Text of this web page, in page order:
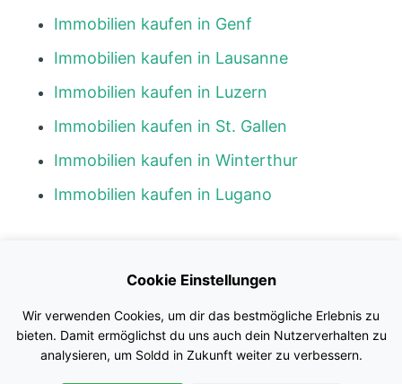
Immobilien kaufen in Genf
Immobilien kaufen in Lausanne
Immobilien kaufen in Luzern
Immobilien kaufen in St. Gallen
Immobilien kaufen in Winterthur
Immobilien kaufen in Lugano
Impressum
Nutzungsbedingungen
Cookie Einstellungen
Wir verwenden Cookies, um dir das bestmögliche Erlebnis zu
bieten. Damit ermöglichst du uns auch dein Nutzerverhalten zu
analysieren, um Soldd in Zukunft weiter zu verbessern.